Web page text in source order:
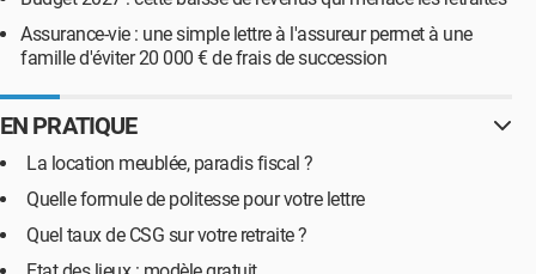
Assurance-vie : une simple lettre à l'assureur permet à une
famille d'éviter 20 000 € de frais de succession
EN PRATIQUE
La location meublée, paradis fiscal ?
Quelle formule de politesse pour votre lettre
Quel taux de CSG sur votre retraite ?